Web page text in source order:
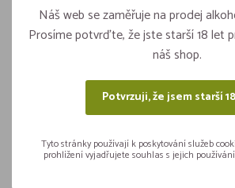
ks Vložit do
Náš web se zaměřuje na prodej
Prosíme potvrďte, že jste starší 18 let
náš shop.
Potvrzuji, že jsem starší
Tyto stránky používají k poskytování služeb
prohlížení vyjadřujete souhlas s jejich